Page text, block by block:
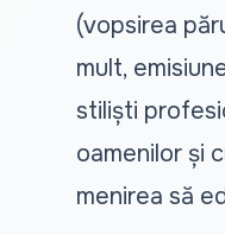
(vopsirea
mult,
stiliști
oamenilor și
menirea să